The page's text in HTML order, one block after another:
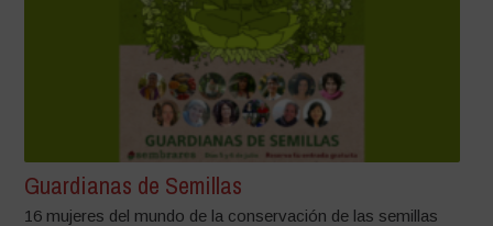
Guardianas de Semillas
16 mujeres del mundo de la conservación de las semillas